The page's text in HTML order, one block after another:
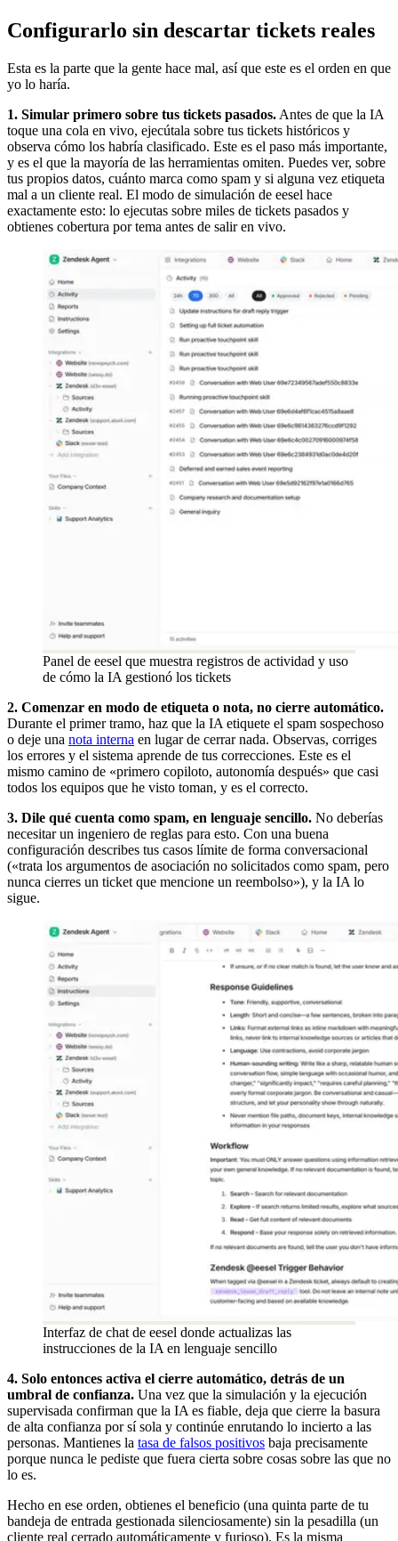
Configurarlo sin descartar tickets reales
Esta es la parte que la gente hace mal, así que este es el orden en que
yo lo haría.
1. Simular primero sobre tus tickets pasados. Antes de que la IA
toque una cola en vivo, ejecútala sobre tus tickets históricos y
observa cómo los habría clasificado. Este es el paso más importante,
y es el que la mayoría de las herramientas omiten. Puedes ver, sobre
tus propios datos, cuánto marca como spam y si alguna vez etiqueta
mal a un cliente real. El modo de simulación de eesel hace
exactamente esto: lo ejecutas sobre miles de tickets pasados y
obtienes cobertura por tema antes de salir en vivo.
Panel de eesel que muestra registros de actividad y uso
de cómo la IA gestionó los tickets
2. Comenzar en modo de etiqueta o nota, no cierre automático.
Durante el primer tramo, haz que la IA etiquete el spam sospechoso
o deje una nota interna en lugar de cerrar nada. Observas, corriges
los errores y el sistema aprende de tus correcciones. Este es el
mismo camino de «primero copiloto, autonomía después» que casi
todos los equipos que he visto toman, y es el correcto.
3. Dile qué cuenta como spam, en lenguaje sencillo. No deberías
necesitar un ingeniero de reglas para esto. Con una buena
configuración describes tus casos límite de forma conversacional
(«trata los argumentos de asociación no solicitados como spam, pero
nunca cierres un ticket que mencione un reembolso»), y la IA lo
sigue.
Interfaz de chat de eesel donde actualizas las
instrucciones de la IA en lenguaje sencillo
4. Solo entonces activa el cierre automático, detrás de un
umbral de confianza. Una vez que la simulación y la ejecución
supervisada confirman que la IA es fiable, deja que cierre la basura
de alta confianza por sí sola y continúe enrutando lo incierto a las
personas. Mantienes la tasa de falsos positivos baja precisamente
porque nunca le pediste que fuera cierta sobre cosas sobre las que no
lo es.
Hecho en ese orden, obtienes el beneficio (una quinta parte de tu
bandeja de entrada gestionada silenciosamente) sin la pesadilla (un
cliente real cerrado automáticamente y furioso). Es la misma